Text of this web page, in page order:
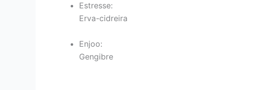
Estresse:
Erva-cidreira
Enjoo:
Gengibre